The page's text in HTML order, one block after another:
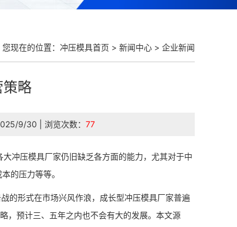
您现在的位置： 冲压模具首页 > 新闻中心 > 企业新闻
略
9/30 | 浏览次数： 77
冲压模具厂家仍旧缺乏各方面的能力，尤其对于中
的压力等等。
的形式在市场兴风作浪，成长型冲压模具厂家普遍
，预计三、五年之内也不会有大的发展。本文源